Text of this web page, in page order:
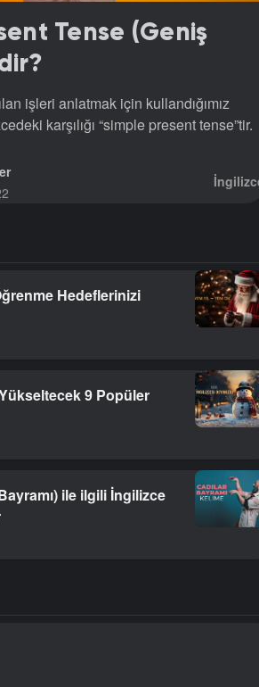
Tense (Geniş
işleri anlatmak için kullandığımız
karşılığı “simple present tense”tir.
Hedeflerinizi
9 Popüler
ile ilgili İngilizce